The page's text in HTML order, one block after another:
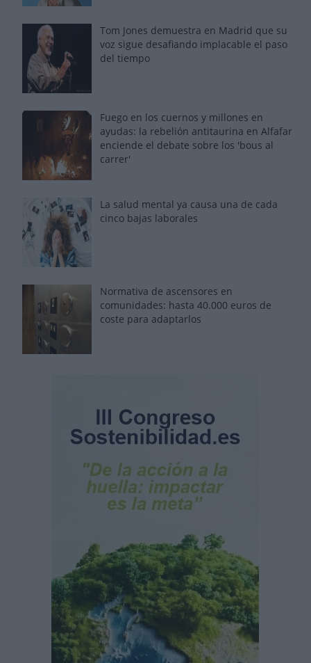
Tom Jones demuestra en Madrid que su
voz sigue desafiando implacable el paso
del tiempo
Fuego en los cuernos y millones en
ayudas: la rebelión antitaurina en Alfafar
enciende el debate sobre los 'bous al
carrer'
La salud mental ya causa una de cada
cinco bajas laborales
Normativa de ascensores en
comunidades: hasta 40.000 euros de
coste para adaptarlos